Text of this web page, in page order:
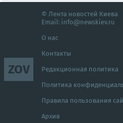
ZOV
© Лента новостей Киева
Email: info@newskiev.ru
О нас
Контакты
Редакционная политика
Политика
Правила пользования
Архив